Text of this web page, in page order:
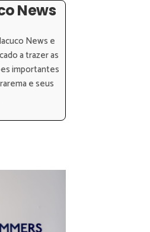
News
News e
a trazer as
importantes
e seus